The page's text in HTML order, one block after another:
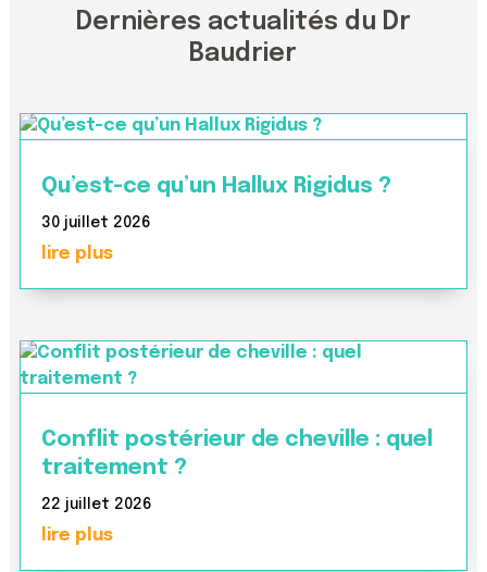
Dernières actualités du Dr
Baudrier
Qu’est-ce qu’un Hallux Rigidus ?
30 juillet 2026
lire plus
Conflit postérieur de cheville : quel
traitement ?
22 juillet 2026
lire plus